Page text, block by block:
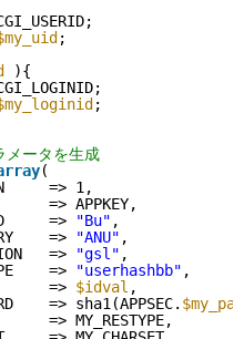
;
){
;
ータを生成
(
=> 1,
=> APPKEY,
=>
"Bu" ,
=>
"ANU" ,
=>
"gsl" ,
=>
"userhashbb" ,
=> $idval ,
=> sha1(APPSEC.
=> MY_RESTYPE,